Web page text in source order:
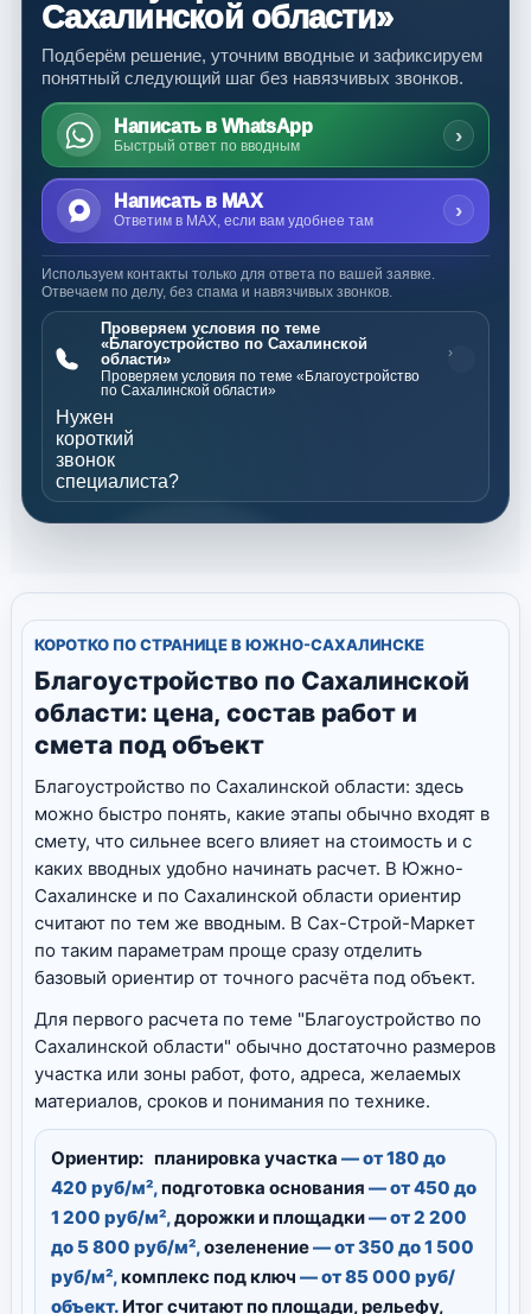
Сахалинской области»
Подберём решение, уточним вводные и зафиксируем
понятный следующий шаг без навязчивых звонков.
Написать в WhatsApp
Быстрый ответ по вводным ›
Написать в MAX
Ответим в MAX, если вам удобнее там ›
Используем контакты только для ответа по вашей заявке.
Отвечаем по делу, без спама и навязчивых звонков.
Проверяем условия по теме
«Благоустройство по Сахалинской
области»
Проверяем условия по теме «Благоустройство
по Сахалинской области»
›
Нужен
короткий
звонок
специалиста?
КОРОТКО ПО СТРАНИЦЕ В ЮЖНО-САХАЛИНСКЕ
Благоустройство по Сахалинской
области: цена, состав работ и
смета под объект
Благоустройство по Сахалинской области: здесь
можно быстро понять, какие этапы обычно входят в
смету, что сильнее всего влияет на стоимость и с
каких вводных удобно начинать расчет. В Южно-
Сахалинске и по Сахалинской области ориентир
считают по тем же вводным. В Сах-Строй-Маркет
по таким параметрам проще сразу отделить
базовый ориентир от точного расчёта под объект.
Для первого расчета по теме "Благоустройство по
Сахалинской области" обычно достаточно размеров
участка или зоны работ, фото, адреса, желаемых
материалов, сроков и понимания по технике.
Ориентир: планировка участка — от 180 до
420 руб/м²,подготовка основания — от 450 до
1 200 руб/м²,дорожки и площадки— от 2 200
до 5 800 руб/м²,озеленение— от 350 до 1 500
руб/м²,комплекс под ключ — от 85 000 руб/
объект. Итог считают по площади, рельефу,